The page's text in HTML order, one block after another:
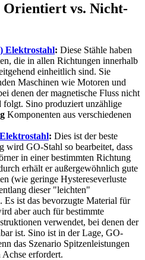
Orientiert vs. Nicht-
Elektrostahl: Diese Stähle haben
die in allen Richtungen innerhalb
einheitlich sind. Sie
Maschinen wie Motoren und
denen der magnetische Fluss nicht
folgt. Sino produziert unzählige
Komponenten aus verschiedenen
: Dies ist der beste
wird GO-Stahl so bearbeitet, dass
in einer bestimmten Richtung
erhält er außergewöhnlich gute
(wie geringe Hystereseverluste
dieser "leichten"
Es ist das bevorzugte Material für
aber auch für bestimmte
verwendet, bei denen der
ist. Sino ist in der Lage, GO-
das Szenario Spitzenleistungen
Achse erfordert.